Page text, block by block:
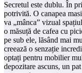
Secretul este dublu. În
potrivită. O canapea
va „mânca” vizual
o măsuță de cafea cu
pe sub ele, lăsând mai
creează o senzație
optați pentru mobilier
depozitare ascuns, un